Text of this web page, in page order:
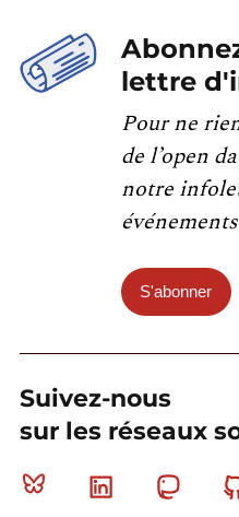
lettre
Pour ne
de l’open
notre
S'abonner
Suivez-nous
sur les réseaux
Bluesky Linkedin